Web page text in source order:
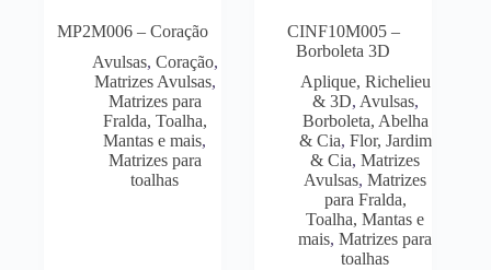
MP2M006 – Coração
Avulsas, Coração,
Matrizes Avulsas,
Matrizes para
Fralda, Toalha,
Mantas e mais,
Matrizes para
toalhas
CINF10M005 –
Borboleta 3D
Aplique, Richelieu
& 3D, Avulsas,
Borboleta, Abelha
& Cia, Flor, Jardim
& Cia,Matrizes
Avulsas,Matrizes
para Fralda,
Toalha, Mantas e
mais,Matrizes para
toalhas